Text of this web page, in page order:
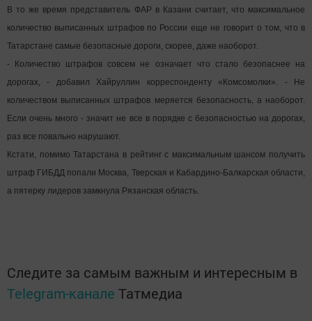
В то же время представитель ФАР в Казани считает, что максимальное
количество выписанных штрафов по России еще не говорит о том, что в
Татарстане самые безопасные дороги, скорее, даже наоборот.
- Количество штрафов совсем не означает что стало безопаснее на
дорогах, - добавил Хайруллин корреспонденту «Комсомолки». - Не
количеством выписанных штрафов меряется безопасность, а наоборот.
Если очень много - значит не все в порядке с безопасностью на дорогах,
раз все повально нарушают.
Кстати, помимо Татарстана в рейтинг с максимальным шансом получить
штраф ГИБДД попали Москва, Тверская и Кабардино-Балкарская области,
а пятерку лидеров замкнула Рязанская область.
Следите за самым важным и интересным в
Telegram-канале Татмедиа